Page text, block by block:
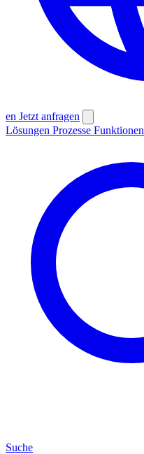
en Jetzt anfragen
Lösungen Prozesse Funktionen
Suche